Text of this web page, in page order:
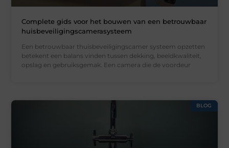
Complete gids voor het bouwen van een betrouwbaar
huisbeveiligingscamerasysteem
Een betrouwbaar thuisbeveiligingscamer systeem opzetten
betekent een balans vinden tussen dekking, beeldkwaliteit,
opslag en gebruiksgemak. Een camera die de voordeur
BLOG